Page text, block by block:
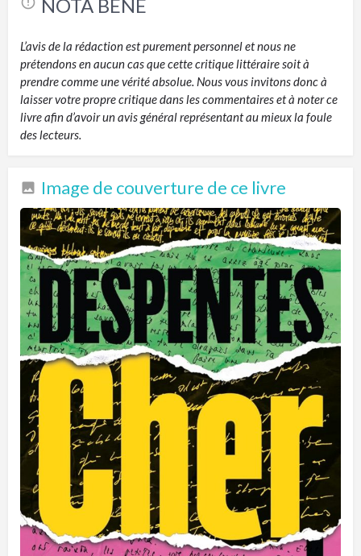
NOTA BENE
L’avis de la rédaction est purement personnel et nous ne
prétendons en aucun cas que cette critique littéraire soit à
prendre comme une vérité absolue. Nous vous invitons donc à
laisser votre propre critique dans les commentaires et à noter ce
livre afin d’avoir un avis général représentant au mieux la foule
des lecteurs.
Image de couverture de ce livre